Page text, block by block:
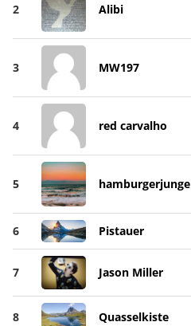
2 Alibi
3 MW197
4 red carvalho
5 hamburgerjunge
6 Pistauer
7 Jason Miller
8 Quasselkiste